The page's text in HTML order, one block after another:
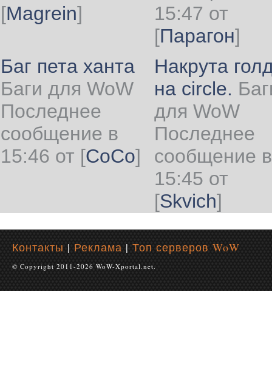
[Magrein]
15:47 от
[Парагон]
Баг пета ханта
Баги для WoW
Последнее
сообщение в
15:46 от [CoCo]
Накрута
на circle.
для WoW
Последнее
сообщение в
15:45 от
[Skvich]
Контакты | Реклама | Топ серверов WoW
© Copyright 2011-2026 WoW-Xportal.net.